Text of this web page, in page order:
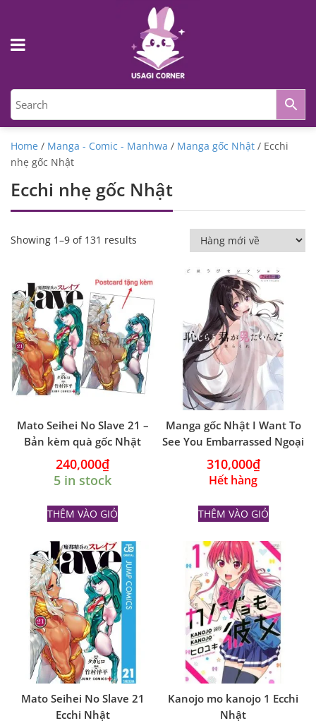
Home / Manga - Comic - Manhwa / Manga gốc Nhật / Ecchi
nhẹ gốc Nhật
Ecchi nhẹ gốc Nhật
Showing 1–9 of 131 results
Mato Seihei No Slave 21 –
Bản kèm quà gốc Nhật
240,000₫
5 in stock
THÊM VÀO GIỎ
Manga gốc Nhật I Want To
See You Embarrassed Ngoại
Truyện vol 1
310,000₫
Hết hàng
THÊM VÀO GIỎ
Mato Seihei No Slave 21
Ecchi Nhật
Kanojo mo kanojo 1 Ecchi
Nhật